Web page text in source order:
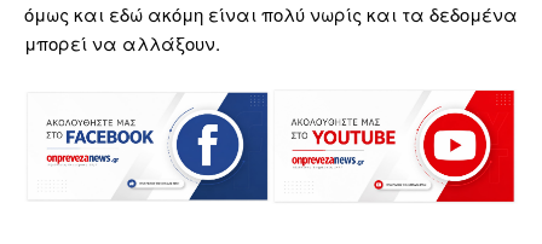
όμως και εδώ ακόμη είναι πολύ νωρίς και τα δεδομένα
μπορεί να αλλάξουν.